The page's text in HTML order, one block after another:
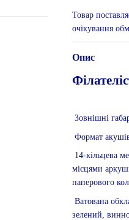
Товар
очікування
Опис
Зовнішні
Формат
14-кільцева
місцями
паперового
Ватована
зелений,